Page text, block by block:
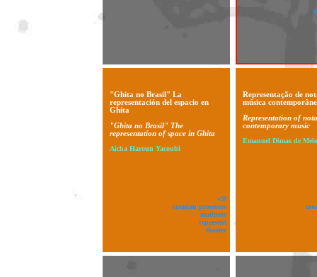
"Ghita no Brasil" La
representación del espacio en
Ghita
"Ghita no Brasil" The
representation of space in Ghita
Aicha Haroun Yacoubi
v!8
creation processes
madness
represent
theater
Representação de
música
Representation of
contemporary music
Emanuel Dimas de